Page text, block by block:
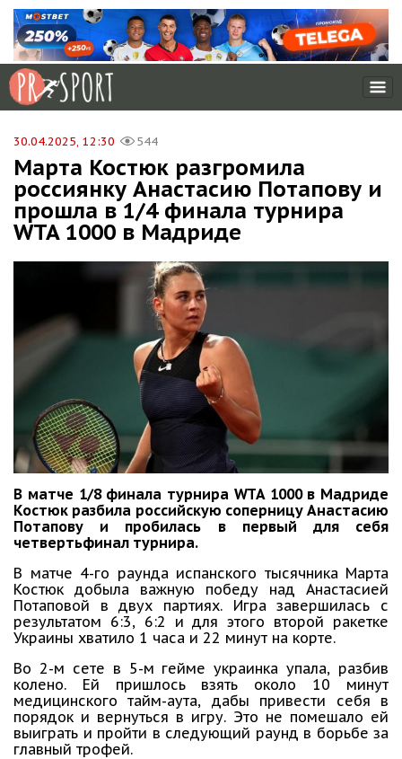
30.04.2025, 12:30 544
Марта Костюк разгромила
россиянку Анастасию Потапову и
прошла в 1/4 финала турнира
WTA 1000 в Мадриде
В матче 1/8 финала турнира WTA 1000 в Мадриде
Костюк разбила российскую соперницу Анастасию
Потапову и пробилась в первый для себя
четвертьфинал турнира.
В матче 4-го раунда испанского тысячника Марта
Костюк добыла важную победу над Анастасией
Потаповой в двух партиях. Игра завершилась с
результатом 6:3, 6:2 и для этого второй ракетке
Украины хватило 1 часа и 22 минут на корте.
Во 2-м сете в 5-м гейме украинка упала, разбив
колено. Ей пришлось взять около 10 минут
медицинского тайм-аута, дабы привести себя в
порядок и вернуться в игру. Это не помешало ей
выиграть и пройти в следующий раунд в борьбе за
главный трофей.